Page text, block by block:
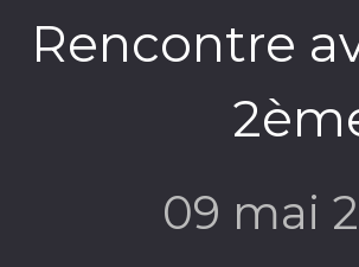
Rencontre
09 mai